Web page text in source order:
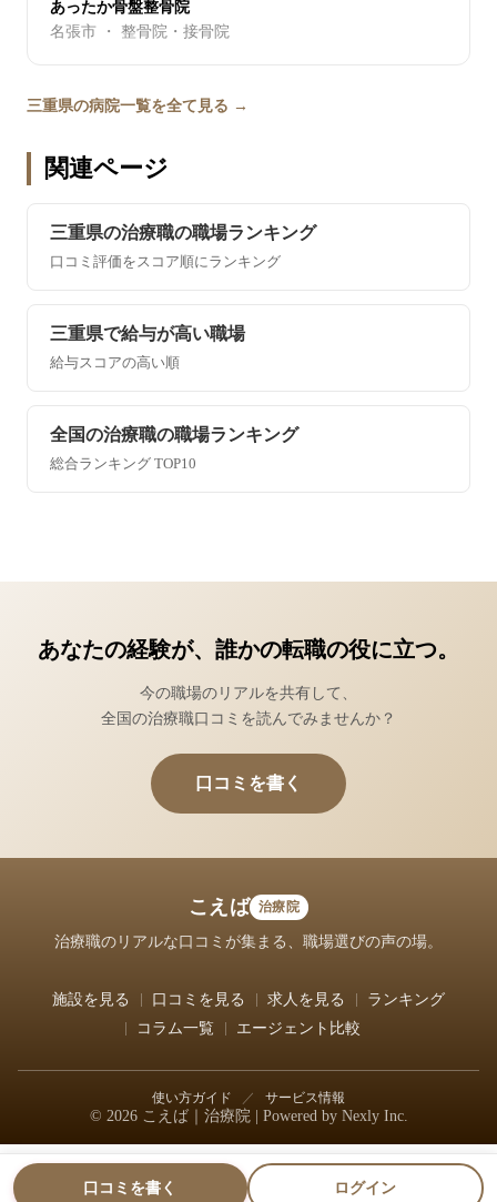
あったか骨盤整骨院
名張市 ・ 整骨院・接骨院
三重県の病院一覧を全て見る →
関連ページ
三重県の治療職の職場ランキング
口コミ評価をスコア順にランキング
三重県で給与が高い職場
給与スコアの高い順
全国の治療職の職場ランキング
総合ランキング TOP10
口コミを書く ログイン
あなたの経験が、誰かの転職の役に立つ。
今の職場のリアルを共有して、
全国の治療職口コミを読んでみませんか？
口コミを書く
こえば 治療院
治療職のリアルな口コミが集まる、職場選びの声の場。
施設を見る 口コミを見る 求人を見る
ランキング
コラム一覧
エージェント比較
使い方ガイド ／ サービス情報
© 2026 こえば｜治療院 | Powered by Nexly Inc.